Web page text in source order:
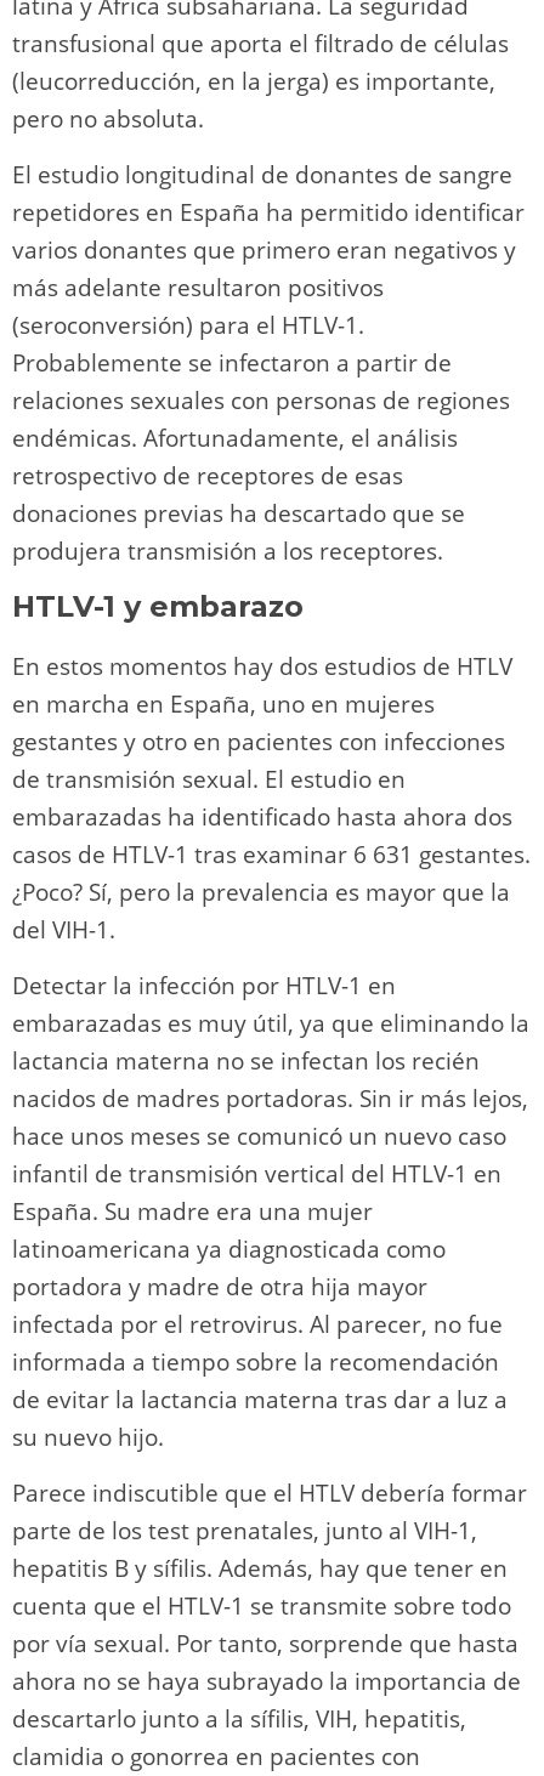
transfusional que aporta el filtrado de células
(leucorreducción, en la jerga) es importante,
pero no absoluta.
El estudio longitudinal de donantes de sangre
repetidores en España ha permitido identificar
varios donantes que primero eran negativos y
más adelante resultaron positivos
(seroconversión) para el HTLV-1.
Probablemente se infectaron a partir de
relaciones sexuales con personas de regiones
endémicas. Afortunadamente, el análisis
retrospectivo de receptores de esas
donaciones previas ha descartado que se
produjera transmisión a los receptores.
HTLV-1 y embarazo
En estos momentos hay dos estudios de HTLV
en marcha en España, uno en mujeres
gestantes y otro en pacientes con infecciones
de transmisión sexual. El estudio en
embarazadas ha identificado hasta ahora dos
casos de HTLV-1 tras examinar 6 631 gestantes.
¿Poco? Sí, pero la prevalencia es mayor que la
del VIH-1.
Detectar la infección por HTLV-1 en
embarazadas es muy útil, ya que eliminando la
lactancia materna no se infectan los recién
nacidos de madres portadoras. Sin ir más lejos,
hace unos meses se comunicó un nuevo caso
infantil de transmisión vertical del HTLV-1 en
España. Su madre era una mujer
latinoamericana ya diagnosticada como
portadora y madre de otra hija mayor
infectada por el retrovirus. Al parecer, no fue
informada a tiempo sobre la recomendación
de evitar la lactancia materna tras dar a luz a
su nuevo hijo.
Parece indiscutible que el HTLV debería formar
parte de los test prenatales, junto al VIH-1,
hepatitis B y sífilis. Además, hay que tener en
cuenta que el HTLV-1 se transmite sobre todo
por vía sexual. Por tanto, sorprende que hasta
ahora no se haya subrayado la importancia de
descartarlo junto a la sífilis, VIH, hepatitis,
clamidia o gonorrea en pacientes con